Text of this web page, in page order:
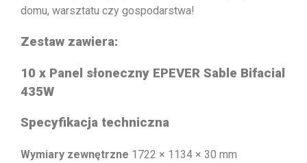
domu, warsztatu czy gospodarstwa!
Zestaw zawiera:
10 x Panel słoneczny EPEVER Sable Bifacial
435W
Specyfikacja techniczna
Wymiary zewnętrzne 1722 × 1134 × 30 mm